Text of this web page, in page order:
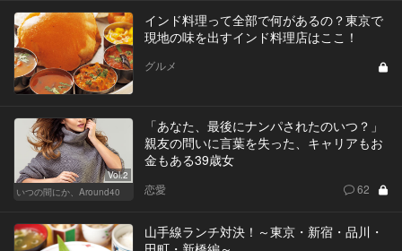
インド料理って全部で何があるの？東京で
現地の味を出すインド料理店はここ！
グルメ
Vol.2
いつの間にか、Around40
「あなた、最後にナンパされたのいつ？」
親友の問いに言葉を失った、キャリアもお
金もある39歳女
恋愛 62
山手線ランチ対決！～東京・新宿・品川・